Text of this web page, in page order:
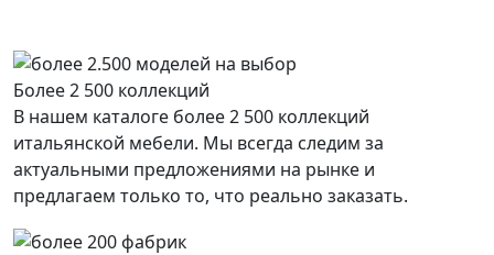
Более 2 500 коллекций
В нашем каталоге более 2 500 коллекций
итальянской мебели. Мы всегда следим за
актуальными предложениями на рынке и
предлагаем только то, что реально заказать.